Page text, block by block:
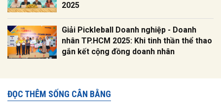
2025
Giải Pickleball Doanh nghiệp - Doanh
nhân TP.HCM 2025: Khi tinh thần thể thao
gắn kết cộng đồng doanh nhân
ĐỌC THÊM SỐNG CÂN BẰNG